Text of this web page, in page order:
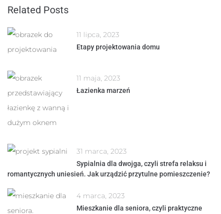
Related Posts
11 lipca, 2023
Etapy projektowania domu
11 maja, 2023
Łazienka marzeń
31 marca, 2023
Sypialnia dla dwojga, czyli strefa relaksu i
romantycznych uniesień. Jak urządzić przytulne pomieszczenie?
4 marca, 2023
Mieszkanie dla seniora, czyli praktyczne